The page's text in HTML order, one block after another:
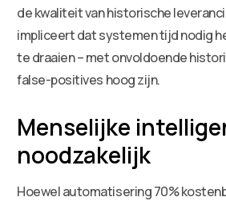
de kwaliteit van historische
impliceert dat systemen tijd nodig
te draaien – met onvoldoende
false-positives hoog zijn.
Menselijke
noodzakelijk
Hoewel automatisering 70%